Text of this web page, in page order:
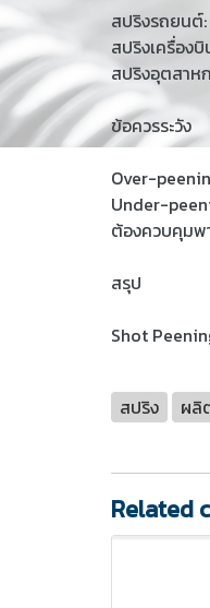
สปริงรถยนต์
สปริงเครื่อง
สปริงอุตสาห
ข้อควรระวัง
Over-
Under-
ต้องควบคุมพ
สรุป
Shot
สปริง ผลิ
Related